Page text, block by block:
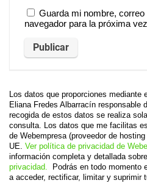
Guarda mi nombre,
navegador para la próxima
Los datos que proporciones mediante
Eliana Fredes Albarracín responsable
recogida de estos datos se realiza
consulta. Los datos que me facilitas
de Webempresa (proveedor de
UE. Ver política de privacidad de
información completa y detallada
privacidad. Podrás en todo momento
a acceder, rectificar, limitar y suprimir